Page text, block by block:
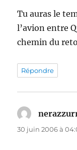
Tu auras le
l’avion entre
chemin du
Répondre
30 juin 2006 à